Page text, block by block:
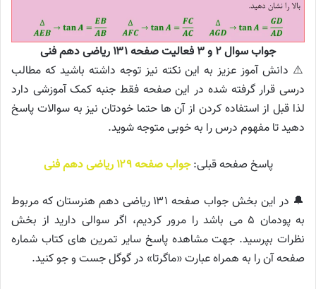
جواب سوال ۲ و ۳ فعالیت صفحه ۱۳۱ ریاضی دهم فنی
⚠️ دانش آموز عزیز به این نکته نیز توجه داشته باشید که مطالب
درسی قرار گرفته شده در این صفحه فقط جنبه کمک آموزشی دارد
لذا قبل از استفاده کردن از آن ها حتما خودتان نیز به سوالات پاسخ
دهید تا مفهوم درس را به خوبی متوجه شوید.
پاسخ صفحه قبلی:جواب صفحه ۱۲۹ ریاضی دهم فنی
🔔 در این بخش جواب صفحه ۱۳۱ ریاضی دهم هنرستان که مربوط
به پودمان ۵ می باشد را مرور کردیم، اگر سوالی دارید از بخش
نظرات بپرسید. جهت مشاهده پاسخ سایر تمرین های کتاب شماره
صفحه آن را به همراه عبارت «ماگرتا» در گوگل جست و جو کنید.